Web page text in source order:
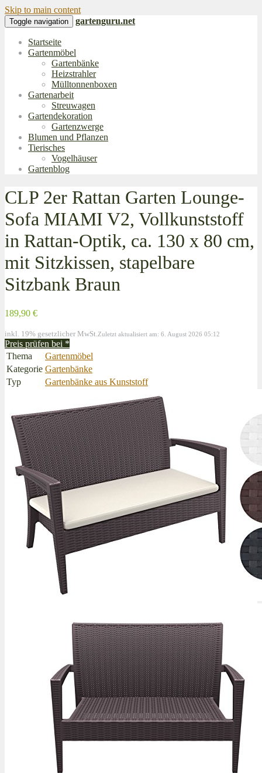
Skip to main content
Toggle navigation gartenguru.net
Startseite
Gartenmöbel
Gartenbänke
Heizstrahler
Mülltonnenboxen
Gartenarbeit
Streuwagen
Gartendekoration
Gartenzwerge
Blumen und Pflanzen
Tierisches
Vogelhäuser
Gartenblog
CLP 2er Rattan Garten Lounge-
Sofa MIAMI V2, Vollkunststoff
in Rattan-Optik, ca. 130 x 80 cm,
mit Sitzkissen, stapelbare
Sitzbank Braun
189,90 €
inkl. 19% gesetzlicher MwSt. Zuletzt aktualisiert am: 6. August 2026 05:12
Preis prüfen bei *
Thema
Gartenmöbel
Kategorie Gartenbänke
Typ
Gartenbänke aus Kunststoff